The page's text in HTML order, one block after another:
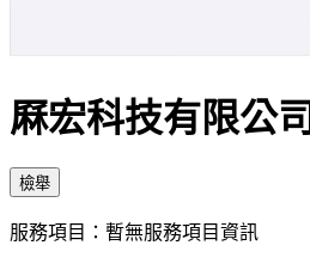
厤宏科技有限公司
檢舉
服務項目：暫無服務項目資訊